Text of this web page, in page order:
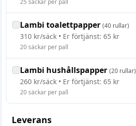
25 säckar per pall
Lambi toalettpapper (40 rullar)
310 kr/säck • Er förtjänst: 65 kr
20säckar per pall
Lambi hushållspapper (20 rullar)
260 kr/säck • Er förtjänst: 65 kr
20säckar per pall
Leverans